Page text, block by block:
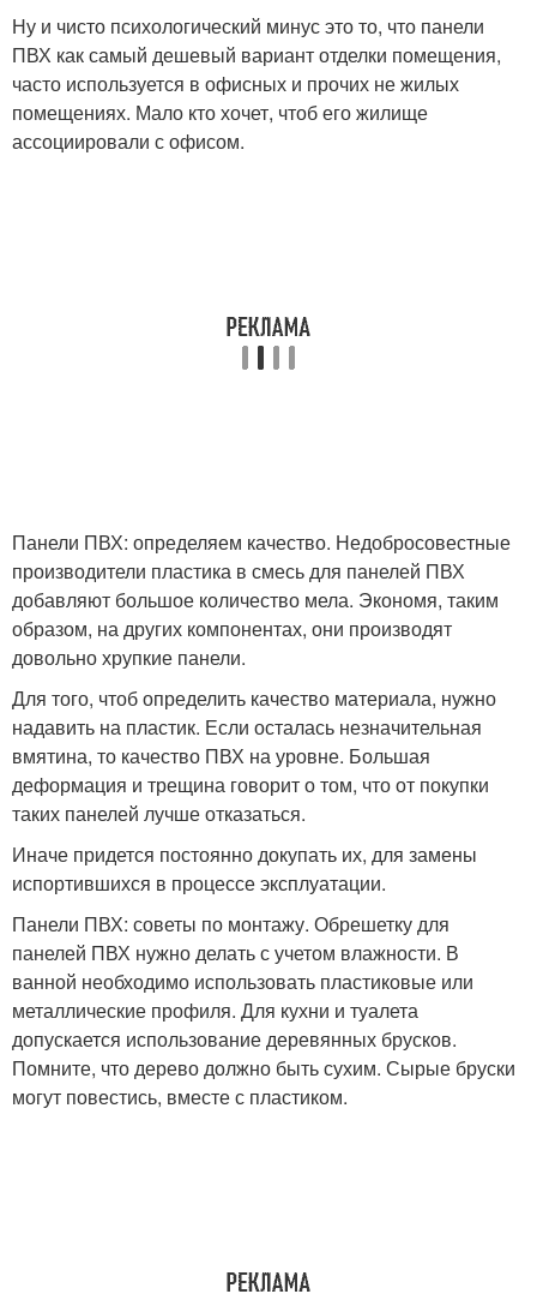
Ну и чисто психологический минус это то, что панели
ПВХ как самый дешевый вариант отделки помещения,
часто используется в офисных и прочих не жилых
помещениях. Мало кто хочет, чтоб его жилище
ассоциировали с офисом.
Панели ПВХ: определяем качество. Недобросовестные
производители пластика в смесь для панелей ПВХ
добавляют большое количество мела. Экономя, таким
образом, на других компонентах, они производят
довольно хрупкие панели.
Для того, чтоб определить качество материала, нужно
надавить на пластик. Если осталась незначительная
вмятина, то качество ПВХ на уровне. Большая
деформация и трещина говорит о том, что от покупки
таких панелей лучше отказаться.
Иначе придется постоянно докупать их, для замены
испортившихся в процессе эксплуатации.
Панели ПВХ: советы по монтажу. Обрешетку для
панелей ПВХ нужно делать с учетом влажности. В
ванной необходимо использовать пластиковые или
металлические профиля. Для кухни и туалета
допускается использование деревянных брусков.
Помните, что дерево должно быть сухим. Сырые бруски
могут повестись, вместе с пластиком.